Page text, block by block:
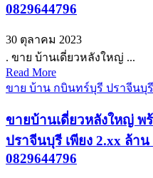
0829644796
30 ตุลาคม 2023
. ขาย บ้านเดี่ยวหลังใหญ่ ...
Read More
ขาย บ้าน กบินทร์บุรี ปราจีนบุรี
ขายบ้านเดี่ยวหลังใหญ่ พ
ปราจีนบุรี เพียง 2.xx ล้า
0829644796